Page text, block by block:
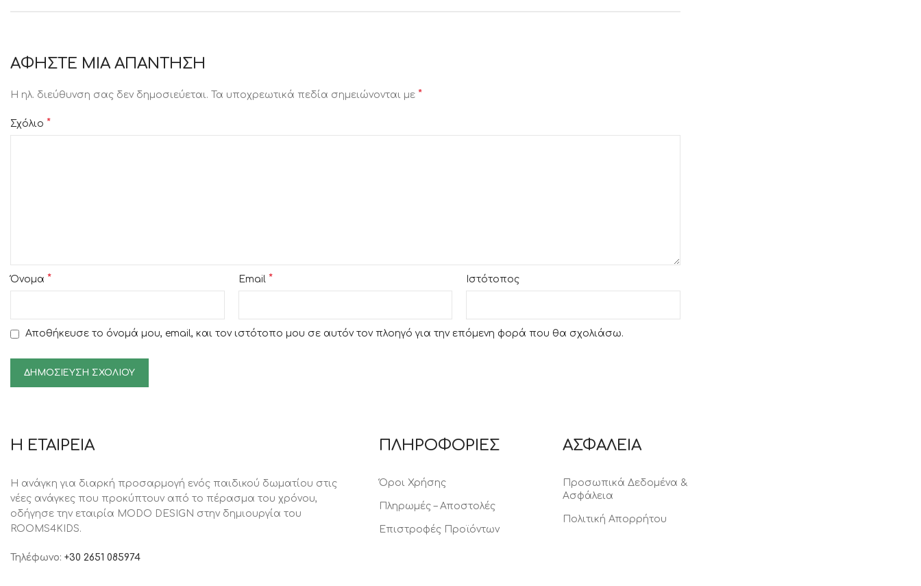
ΑΦΉΣΤΕ ΜΙΑ ΑΠΆΝΤΗΣΗ
Η ηλ. διεύθυνση σας δεν δημοσιεύεται. Τα υποχρεωτικά πεδία σημειώνονται με *
Σχόλιο *
Όνομα * Email * Ιστότοπος
Αποθήκευσε το όνομά μου, email, και τον ιστότοπο μου σε αυτόν τον πλοηγό για την επόμενη φορά που θα σχολιάσω.
Η ΕΤΑΙΡΕΙΑ
Η ανάγκη για διαρκή προσαρμογή ενός παιδικού δωματίου στις
νέες ανάγκες που προκύπτουν από το πέρασμα του χρόνου,
oδήγησε την εταιρία MODO DESIGN στην δημιουργία του
ROOMS4KIDS.
Τηλέφωνο: +30 2651 085974
ΠΛΗΡΟΦΟΡΙΕΣ
Όροι Χρήσης
Πληρωμές – Αποστολές
Επιστροφές Προϊόντων
ΑΣΦΑΛΕΙΑ
Προσωπικά Δεδομένα &
Ασφάλεια
Πολιτική Απορρήτου